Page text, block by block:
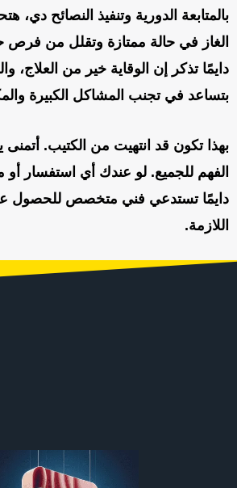
بالمتابعة الدورية وتنفيذ النصائح دي،
الغاز في حالة ممتازة وتقلل من
دايمًا تذكر إن الوقاية خير من العلاج،
بتساعد في تجنب المشاكل الكبيرة
بهذا تكون قد انتهيت من الكتيب.
الفهم للجميع. لو عندك أي استفسار أو
دايمًا تستدعي فني متخصص للحصول
اللازمة.